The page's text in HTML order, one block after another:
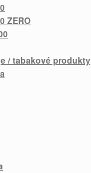
ZERO
/ tabakové produkty